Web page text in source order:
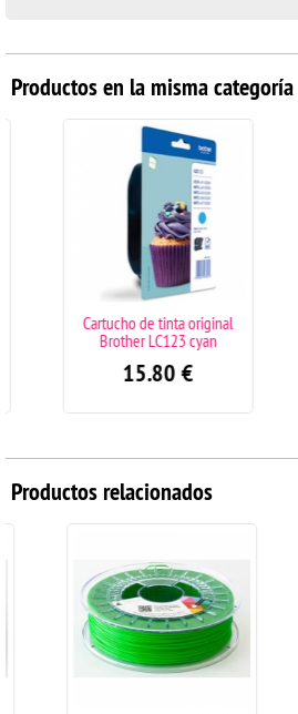
Productos en la misma categoría
Cartucho de tinta original
Brother LC123 cyan
15.80€
Productos relacionados